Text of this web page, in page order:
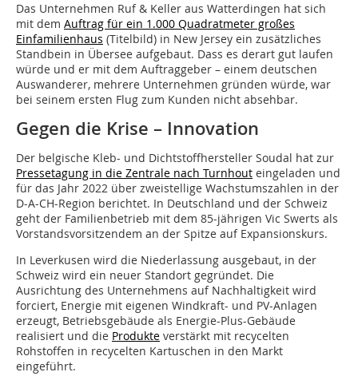
Das Unternehmen Ruf & Keller aus Watterdingen hat sich
mit dem Auftrag für ein 1.000 Quadratmeter großes
Einfamilienhaus (Titelbild) in New Jersey ein zusätzliches
Standbein in Übersee aufgebaut. Dass es derart gut laufen
würde und er mit dem Auftraggeber – einem deutschen
Auswanderer, mehrere Unternehmen gründen würde, war
bei seinem ersten Flug zum Kunden nicht absehbar.
Gegen die Krise – Innovation
Der belgische Kleb- und Dichtstoffhersteller Soudal hat zur
Pressetagung in die Zentrale nach Turnhout eingeladen und
für das Jahr 2022 über zweistellige Wachstumszahlen in der
D-A-CH-Region berichtet. In Deutschland und der Schweiz
geht der Familienbetrieb mit dem 85-jährigen Vic Swerts als
Vorstandsvorsitzendem an der Spitze auf Expansionskurs.
In Leverkusen wird die Niederlassung ausgebaut, in der
Schweiz wird ein neuer Standort gegründet. Die
Ausrichtung des Unternehmens auf Nachhaltigkeit wird
forciert, Energie mit eigenen Windkraft- und PV-Anlagen
erzeugt, Betriebsgebäude als Energie-Plus-Gebäude
realisiert und die Produkte verstärkt mit recycelten
Rohstoffen in recycelten Kartuschen in den Markt
eingeführt.